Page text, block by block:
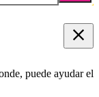
puede ayudar el